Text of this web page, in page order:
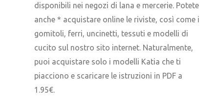
disponibili nei negozi di lana e mercerie. Potete
anche * acquistare online le riviste, così come i
gomitoli, ferri, uncinetti, tessuti e modelli di
cucito sul nostro sito internet. Naturalmente,
puoi acquistare solo i modelli Katia che ti
piacciono e scaricare le istruzioni in PDF a
1.95€.